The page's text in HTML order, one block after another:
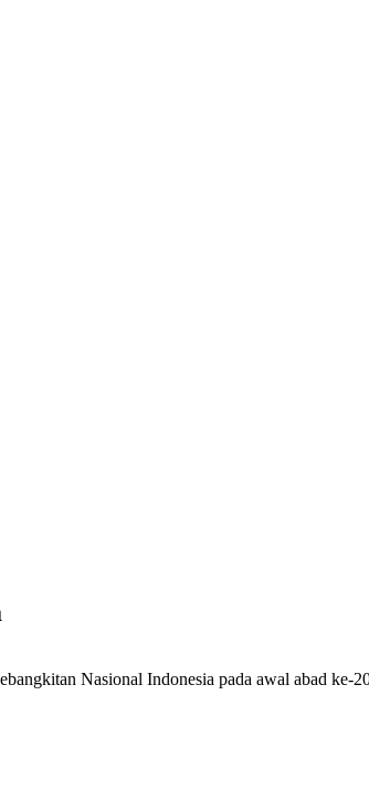
Nasional Indonesia pada awal abad ke-